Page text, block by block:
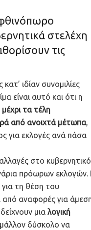
στελέχη
τις
ιδίαν συνομιλίες
είναι αυτό και ότι η
μέχρι τα τέλη
από ανοιχτά μέτωπα,
για εκλογές ανά πάσα
στο κυβερνητικό
πρόωρων εκλογών.
τη θέση του
αναφορές για
μια λογική
μάλλον δύσκολο να